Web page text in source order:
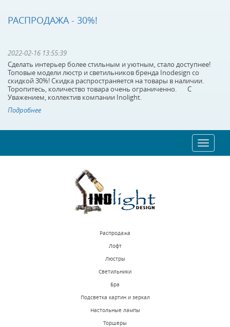
РАСПРОДАЖА - 30%!
2022-02-16 13:55:39
Сделать интерьер более стильным и уютным, стало доступнее!
Топовые модели люстр и светильников бренда Inodesign со
скидкой 30%! Скидка распространяется на товары в наличии.
Торопитесь, количество товара очень ограниченно. С
Уважением, коллектив компании Inolight.
Подробнее
Toggle
Распродажа
Лофт
Люстры
Светильники
Бра
Подсветка картин и зеркал
Настольные лампы
Торшеры